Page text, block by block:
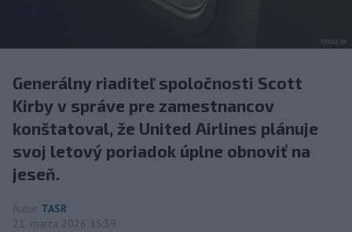
Generálny riaditeľ spoločnosti Scott
Kirby v správe pre zamestnancov
konštatoval, že United Airlines plánuje
svoj letový poriadok úplne obnoviť na
jeseň.
Autor TASR
21. marca 2026 15:39